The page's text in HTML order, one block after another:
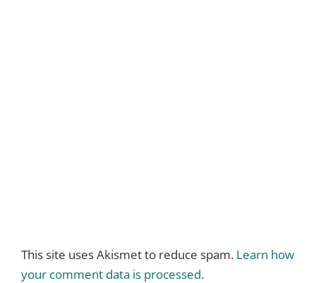
This site uses Akismet to reduce spam. Learn how
your comment data is processed.